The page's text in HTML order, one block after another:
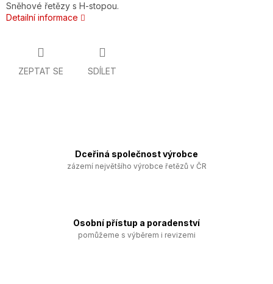
Sněhové řetězy s H-stopou.
Detailní informace
ZEPTAT SE SDÍLET
Dceřiná společnost výrobce
zázemí největšího výrobce řetězů v ČR
Osobní přístup a poradenství
pomůžeme s výběrem i revizemi